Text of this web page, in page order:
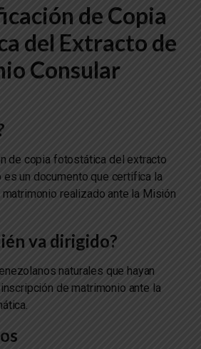
de Copia
del Extracto de
Consular
de copia fotostática del extracto
es un documento que certifica la
realizado ante la Misión
va dirigido?
naturales que hayan
de matrimonio ante la